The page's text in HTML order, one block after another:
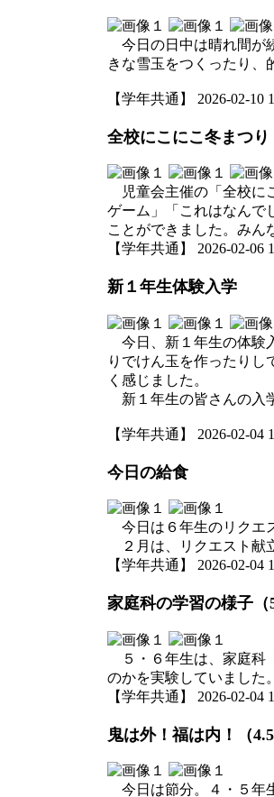
今日の日中は晴れ間が
きな雪玉をつくったり、
【学年共通】 2026-02-10
全校にこにこ冬まつり
児童会主催の「全校に
ゲーム」「これはなんで
ことができました。みん
【学年共通】 2026-02-06
新１年生体験入学
今日、新１年生の体験
りでけん玉を作ったりし
く感じました。
新１年生の皆さんの入
【学年共通】 2026-02-04
今日の給食
今日は６年生のリクエ
２月は、リクエスト献
【学年共通】 2026-02-04
家庭科の学習の様子（
５・６年生は、家庭科
のかを実験していました
【学年共通】 2026-02-04
鬼は外！福は内！（4.5
今日は節分。４・５年